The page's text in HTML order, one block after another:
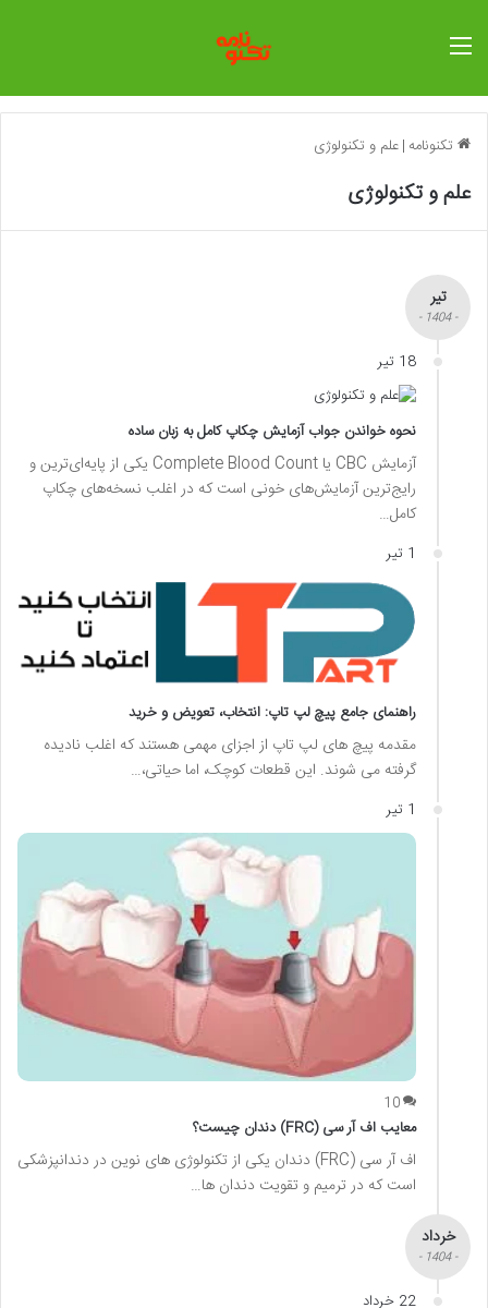
تکنونامه |علم و تکنولوژی
علم و تکنولوژی
تیر
- 1404 -
18 تیر
نحوه خواندن جواب آزمایش چکاپ کامل به زبان ساده
آزمایش CBC یا Complete Blood Count یکی از پایه‌ای‌ترین و
رایج‌ترین آزمایش‌های خونی است که در اغلب نسخه‌های چکاپ
کامل…
1 تیر
راهنمای جامع پیچ لپ تاپ: انتخاب، تعویض و خرید
مقدمه پیچ های لپ تاپ از اجزای مهمی هستند که اغلب نادیده
گرفته می شوند. این قطعات کوچک، اما حیاتی،…
1 تیر
10
معایب اف آر سی (FRC) دندان چیست؟
اف آر سی (FRC) دندان یکی از تکنولوژی های نوین در دندانپزشکی
است که در ترمیم و تقویت دندان ها…
خرداد
- 1404 -
22 خرداد